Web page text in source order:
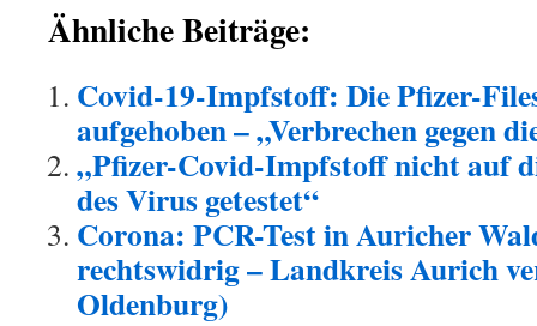
Ähnliche Beiträge:
Covid-19-Impfstoff: Die Pfizer-
aufgehoben – „Verbrechen gegen
„Pfizer-Covid-Impfstoff nicht auf
des Virus getestet“
Corona: PCR-Test in Auricher
rechtswidrig – Landkreis Aurich
Oldenburg)